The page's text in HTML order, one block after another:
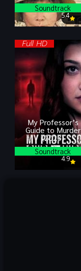
5.4
Soundtrack
Full HD
My Professor’s
Guide to Murder
(2023)
4.9
Soundtrack